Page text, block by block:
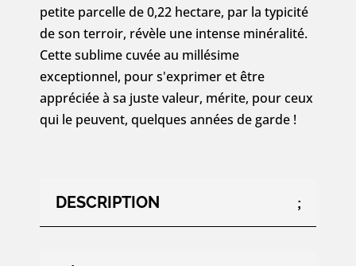
petite parcelle de 0,22 hectare, par la typicité
de son terroir, révèle une intense minéralité.
Cette sublime cuvée au millésime
exceptionnel, pour s'exprimer et être
appréciée à sa juste valeur, mérite, pour ceux
qui le peuvent, quelques années de garde !
DESCRIPTION